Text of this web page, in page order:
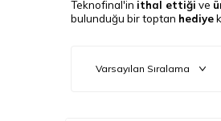
Teknofinal'in ithal ettiği ve
bulunduğu bir toptan hediye